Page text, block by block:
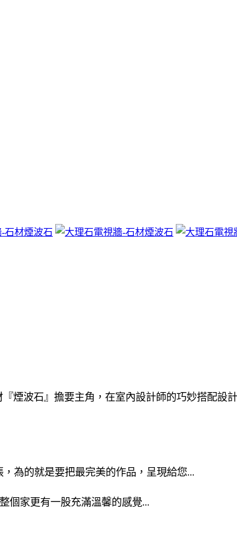
煙波石』擔要主角，在室內設計師的巧妙搭配設
為的就是要把最完美的作品，呈現給您...
個家更有一股充滿溫馨的感覺...